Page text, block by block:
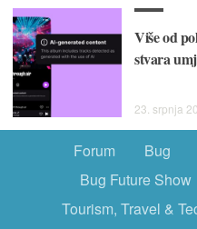
Više od
stvara
23. srpnja
Forum Bug
Bug Future Show
Tourism, Travel &